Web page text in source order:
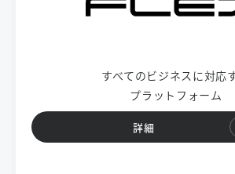
すべてのビジネスに対応
プラットフォーム
詳細